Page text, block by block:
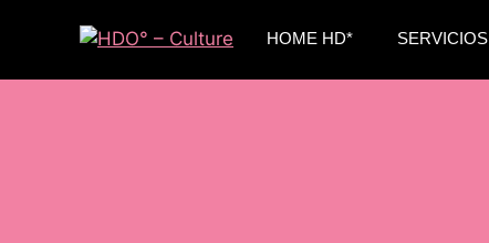
HOME HD* SERVICIOS